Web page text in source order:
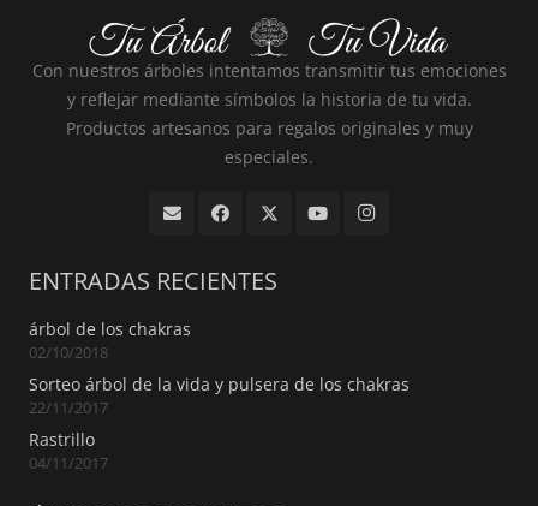
Con nuestros árboles intentamos transmitir tus emociones
y reflejar mediante símbolos la historia de tu vida.
Productos artesanos para regalos originales y muy
especiales.
ENTRADAS RECIENTES
árbol de los chakras
02/10/2018
Sorteo árbol de la vida y pulsera de los chakras
22/11/2017
Rastrillo
04/11/2017